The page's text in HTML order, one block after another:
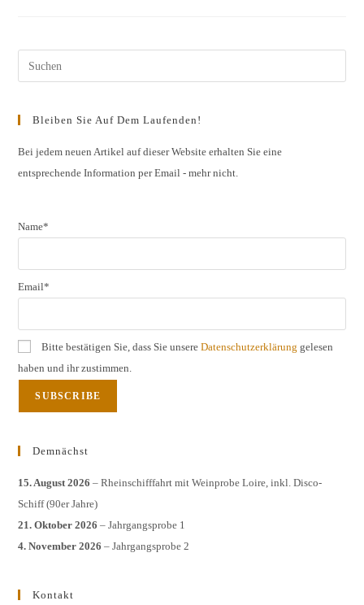
Bleiben Sie Auf Dem Laufenden!
Bei jedem neuen Artikel auf dieser Website erhalten Sie eine
entsprechende Information per Email - mehr nicht.
Name*
Email*
Bitte bestätigen Sie, dass Sie unsereDatenschutzerklärung gelesen
haben und ihr zustimmen.
Demnächst
15. August 2026 – Rheinschifffahrt mit Weinprobe Loire, inkl. Disco-
Schiff (90er Jahre)
21. Oktober 2026 – Jahrgangsprobe 1
4. November 2026 – Jahrgangsprobe 2
Kontakt